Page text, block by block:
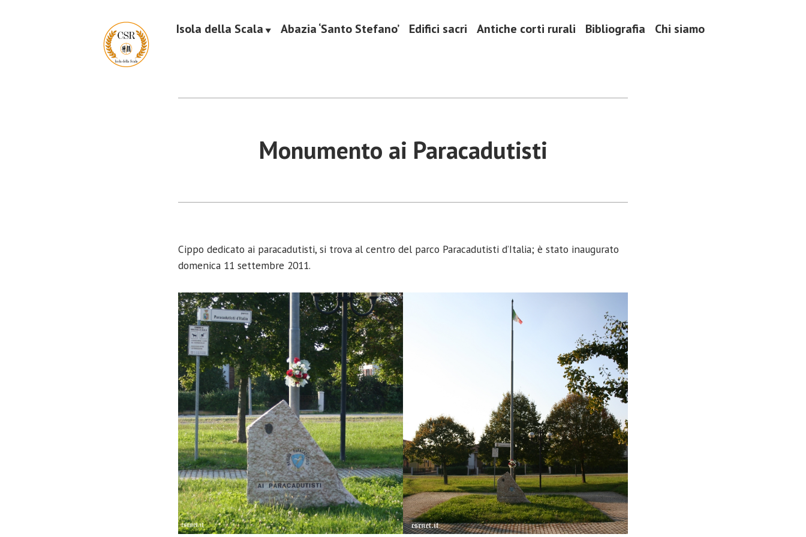
CSR Isola della Scala
Centro studi e ricerche storico, artistico e culturali
Isola della Scala Abazia ‘Santo Stefano’ Edifici sacri Antiche corti rurali Bibliografia Chi siamo
Monumento ai Paracadutisti
Cippo dedicato ai paracadutisti, si trova al centro del parco Paracadutisti d’Italia; è stato inaugurato
domenica 11 settembre 2011.